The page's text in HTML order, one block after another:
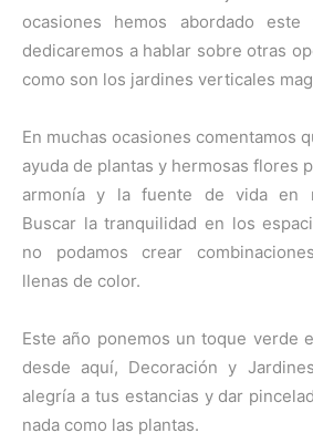
ocasiones hemos abordado
dedicaremos a hablar sobre otras
como son los jardines verticales
En muchas ocasiones comentamos
ayuda de plantas y hermosas flores
armonía y la fuente de vida en
Buscar la tranquilidad en los
no podamos crear
llenas de color.
Este año ponemos un toque verde
desde aquí, Decoración y
alegría a tus estancias y dar
nada como las plantas.